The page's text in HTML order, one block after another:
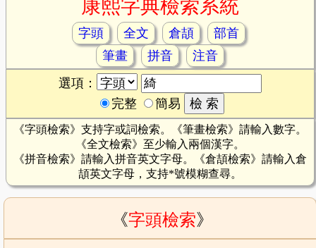
康熙字典檢索系統
字頭 全文 倉頡
部首
筆畫
拼音
注音
選項：
完整
簡易
《字頭檢索》支持字或詞檢索。《筆畫檢索》請輸入數字。
《全文檢索》至少輸入兩個漢字。
《拼音檢索》請輸入拼音英文字母。《倉頡檢索》請輸入倉
頡英文字母，支持*號模糊查尋。
《字頭檢索》